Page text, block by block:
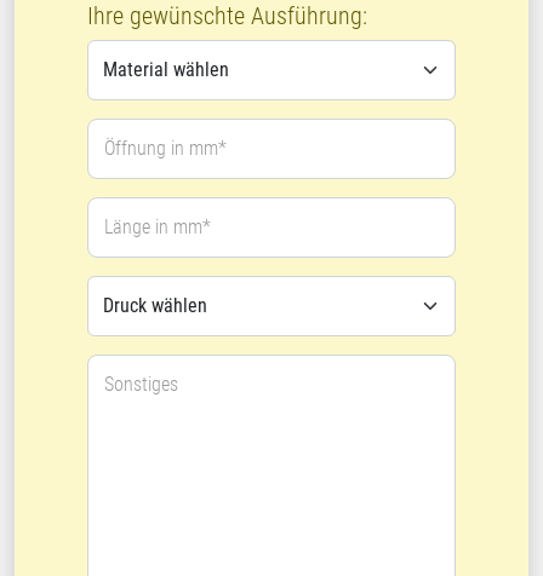
Ihre gewünschte Ausführung:
Öffnung in mm*
Länge in mm*
Sonstiges